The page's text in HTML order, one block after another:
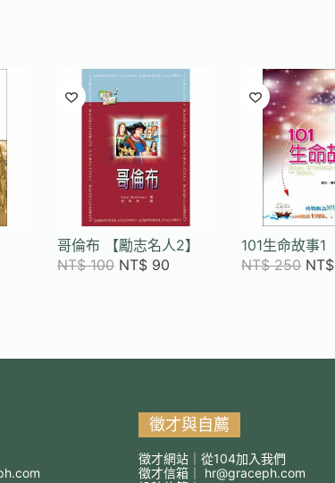
哥倫布 【勵志名人2】
NT$100 NT$ 90
101生命故事1
NT$250 NT$
徵才與自薦
徵才網站｜從104加入我們
徵才信箱｜ hr@graceph.com